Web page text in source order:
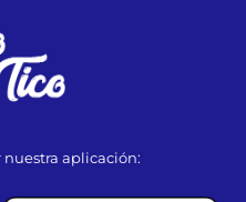
nuestra aplicación: